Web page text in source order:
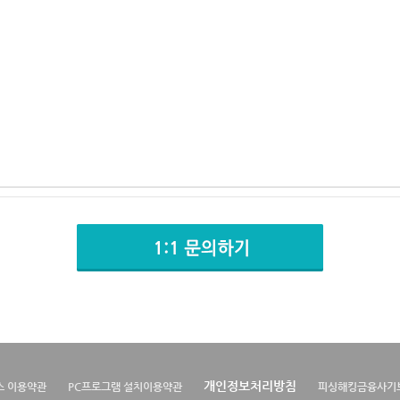
이용약관 PC프로그램 설치이용약관 개인정보처리방침 피싱해킹금융사기